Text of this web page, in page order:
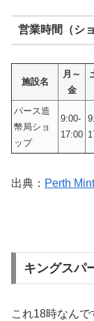
営業時間（シ
施設名
月～
金
パース造
幣局ショ
ップ
9:00-
17:00
出典： Perth
キングスパ
これ18時なん